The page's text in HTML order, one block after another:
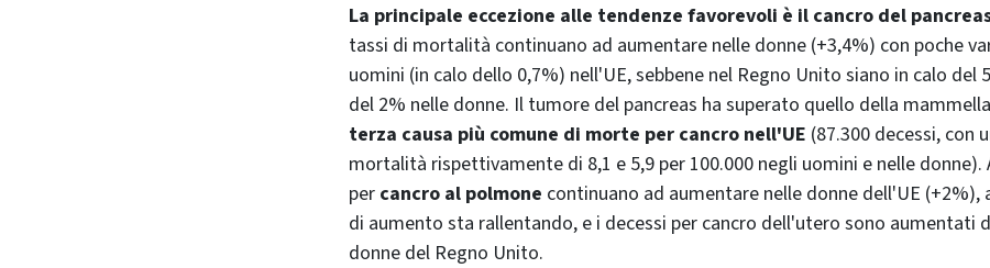
La principale eccezione alle tendenze favorevoli è il cancro del
tassi di mortalità continuano ad aumentare nelle donne (+3,4%) con poche
uomini (in calo dello 0,7%) nell'UE, sebbene nel Regno Unito siano in calo del
del 2% nelle donne. Il tumore del pancreas ha superato quello della
terza causa più comune di morte per cancro nell'UE (87.300 decessi, con
mortalità rispettivamente di 8,1 e 5,9 per 100.000 negli uomini e nelle donne).
per cancro al polmone continuano ad aumentare nelle donne dell'UE (+2%),
di aumento sta rallentando, e i decessi per cancro dell'utero sono aumentati
donne del Regno Unito.